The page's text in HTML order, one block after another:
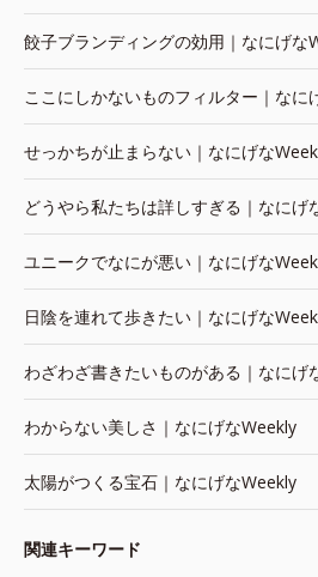
餃子ブランディングの効用｜なにげな
ここにしかないものフィルター｜なに
せっかちが止まらない｜なにげな
どうやら私たちは詳しすぎる｜なにげ
ユニークでなにが悪い｜なにげな
日陰を連れて歩きたい｜なにげな
わざわざ書きたいものがある｜なにげ
わからない美しさ｜なにげなWeekly
太陽がつくる宝石｜なにげなWeekly
関連キーワード